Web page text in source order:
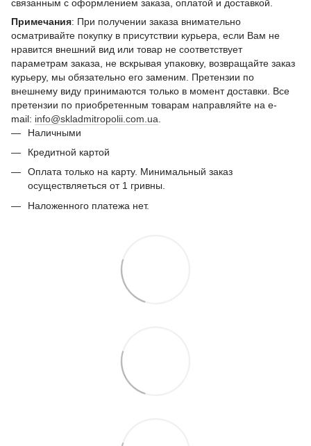
связанным с оформлением заказа, оплатой и доставкой.
Примечания: При получении заказа внимательно
осматривайте покупку в присутствии курьера, если Вам не
нравится внешний вид или товар не соответствует
параметрам заказа, не вскрывая упаковку, возвращайте заказ
курьеру, мы обязательно его заменим. Претензии по
внешнему виду принимаются только в момент доставки. Все
претензии по приобретенным товарам направляйте на e-
mail: info@skladmitropolii.com.ua
Наличными
Кредитной картой
Оплата только на карту. Минимальный заказ
осуществляеться от 1 гривны.
Наложенного платежа нет.